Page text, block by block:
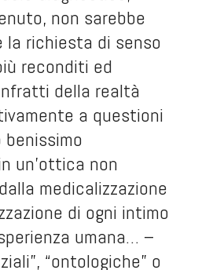
non sarebbe
la richiesta di senso
reconditi ed
della realtà
a questioni
un’ottica non
medicalizzazione
di ogni intimo
umana… –
“ontologiche” o